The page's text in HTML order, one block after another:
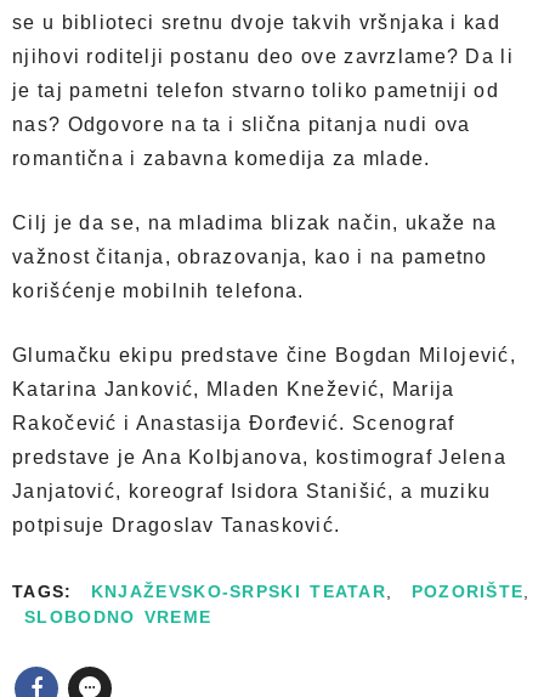
se u biblioteci sretnu dvoje takvih vršnjaka i kad
njihovi roditelji postanu deo ove zavrzlame? Da li
je taj pametni telefon stvarno toliko pametniji od
nas? Odgovore na ta i slična pitanja nudi ova
romantična i zabavna komedija za mlade.
Cilj je da se, na mladima blizak način, ukaže na
važnost čitanja, obrazovanja, kao i na pametno
korišćenje mobilnih telefona.
Glumačku ekipu predstave čine Bogdan Milojević,
Katarina Janković, Mladen Knežević, Marija
Rakočević i Anastasija Đorđević. Scenograf
predstave je Ana Kolbjanova, kostimograf Jelena
Janjatović, koreograf Isidora Stanišić, a muziku
potpisuje Dragoslav Tanasković.
TAGS: KNJAŽEVSKO-SRPSKI TEATAR POZORIŠTE
SLOBODNO VREME